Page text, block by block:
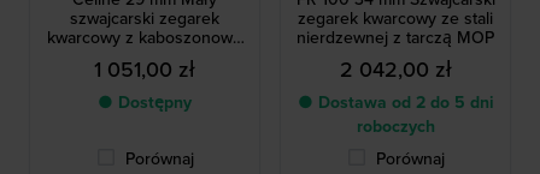
szwajcarski zegarek
kwarcowy z kaboszonową
koroną i rzymskimi
indeksami
1 051,00 zł
● Dostępny
Porównaj
zegarek kwarcowy ze stali
nierdzewnej z tarczą MOP
2 042,00 zł
● Dostawa od 2 do 5 dni
roboczych
Porównaj